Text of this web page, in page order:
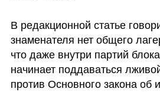
В редакционной статье
знаменателя нет общего
что даже внутри партий
начинает поддаваться
против Основного закона об